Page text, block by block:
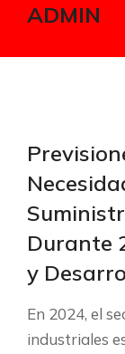
ADMIN
Durante
y
En 2024, el
industriales